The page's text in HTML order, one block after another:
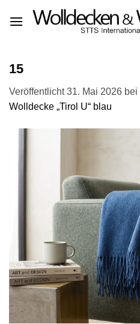
Inhalt
15
Veröffentlicht31. Mai 2026 bei
Wolldecke „Tirol U“ blau